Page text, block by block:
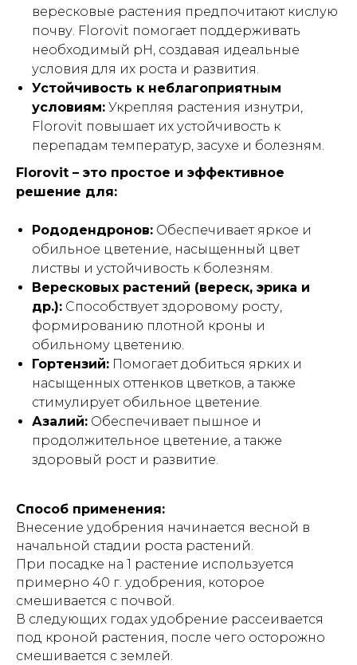
вересковые растения предпочитают кислую
почву. Florovit помогает поддерживать
необходимый pH, создавая идеальные
условия для их роста и развития.
Устойчивость к неблагоприятным
условиям: Укрепляя растения изнутри,
Florovit повышает их устойчивость к
перепадам температур, засухе и болезням.
Florovit – это простое и эффективное
решение для:
Рододендронов: Обеспечивает яркое и
обильное цветение, насыщенный цвет
листвы и устойчивость к болезням.
Вересковых растений (вереск, эрика и
др.): Способствует здоровому росту,
формированию плотной кроны и
обильному цветению.
Гортензий: Помогает добиться ярких и
насыщенных оттенков цветков, а также
стимулирует обильное цветение.
Азалий: Обеспечивает пышное и
продолжительное цветение, а также
здоровый рост и развитие.
Способ применения:
Внесение удобрения начинается весной в
начальной стадии роста растений.
При посадке на 1 растение используется
примерно 40 г. удобрения, которое
смешивается с почвой.
В следующих годах удобрение рассеивается
под кроной растения, после чего осторожно
смешивается с землей.